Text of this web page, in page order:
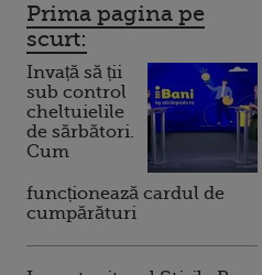
Prima pagina pe
scurt:
Invață să ții
sub control
cheltuielile
de sărbători.
Cum
funcționează cardul de
cumpărături